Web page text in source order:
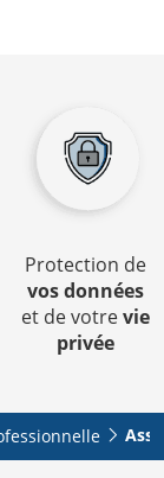
Protection de
vos données
et de votrevie
privée